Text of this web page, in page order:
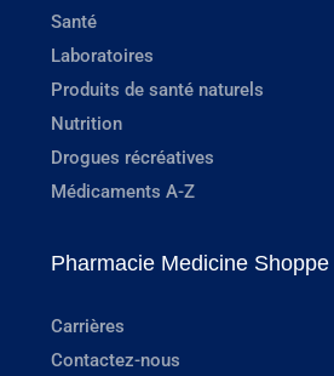
Santé
Laboratoires
Produits de santé naturels
Nutrition
Drogues récréatives
Médicaments A-Z
Pharmacie Medicine Shoppe
Carrières
Contactez-nous